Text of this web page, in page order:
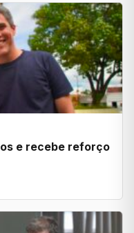
e recebe reforço